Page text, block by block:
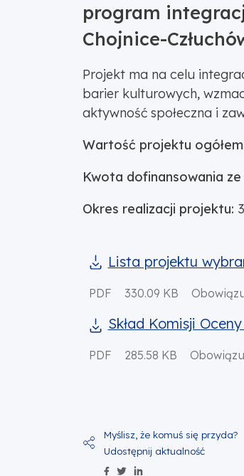
program
Chojnice-
Projekt ma na celu
barier kulturowych,
aktywność społeczna i
Wartość projektu
Kwota dofinansowania
Okres realizacji projektu:
Lista projektu
PDF 330.09 KB
Skład Komisji
PDF 285.58 KB
Udostępnij
Udostępnij
Udostępnij